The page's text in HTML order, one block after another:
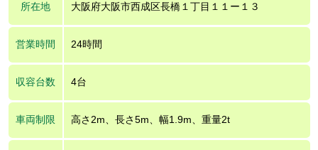
所在地 大阪府大阪市西成区長橋１丁目１１ー１３
営業時間 24時間
収容台数 4台
車両制限 高さ2m、長さ5m、幅1.9m、重量2t